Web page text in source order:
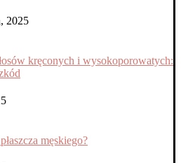
2025
kręconych i wysokoporowatych:
męskiego?